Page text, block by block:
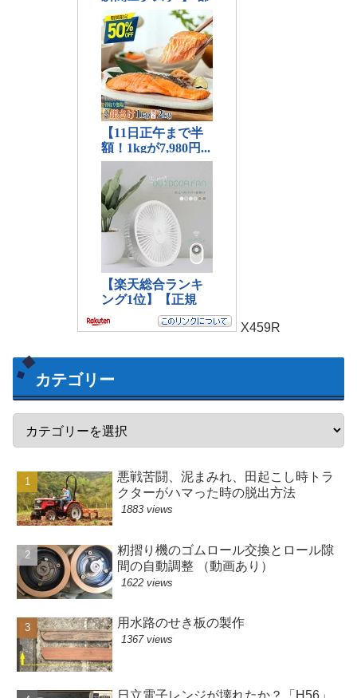
X459R
カテゴリー
悪戦苦闘、泥まみれ、田起こし時トラ
クターがハマった時の脱出方法
1883 views
籾摺り機のゴムロール交換とロール隙
間の自動調整 （動画あり）
1622 views
用水路のせき板の製作
1367 views